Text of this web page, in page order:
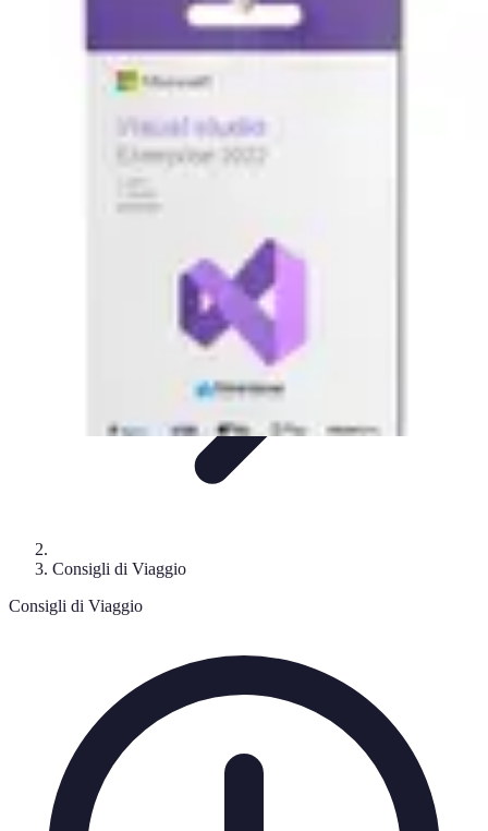
Consigli di ViaggioTendenze
Viaggio Mio
Consigli di Viaggio
Consigli di Viaggio